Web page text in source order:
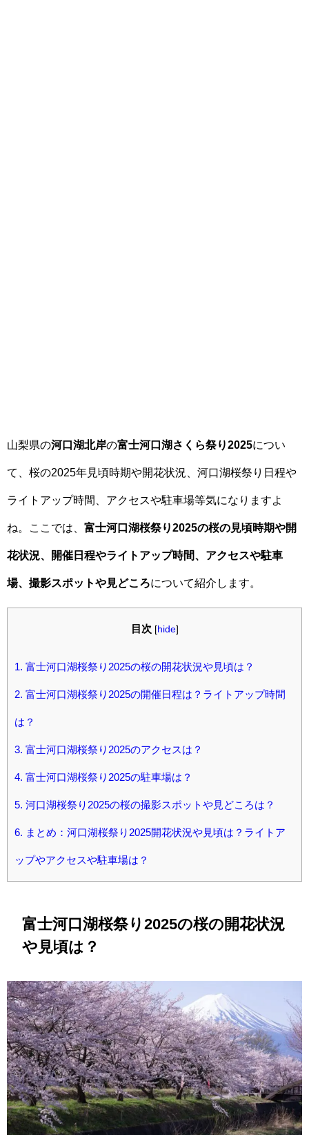
山梨県の河口湖北岸の富士河口湖さくら祭り2025につい
て、桜の2025年見頃時期や開花状況、河口湖桜祭り日程や
ライトアップ時間、アクセスや駐車場等気になりますよ
ね。ここでは、 富士河口湖桜祭り2025の桜の見頃時期や開
花状況、開催日程やライトアップ時間、アクセスや駐車
場、撮影スポットや見どころについて紹介します。
目次 [hide]
1. 富士河口湖桜祭り2025の桜の開花状況や見頃は？
2. 富士河口湖桜祭り2025の開催日程は？ライトアップ時間
は？
3. 富士河口湖桜祭り2025のアクセスは？
4. 富士河口湖桜祭り2025の駐車場は？
5. 河口湖桜祭り2025の桜の撮影スポットや見どころは？
6. まとめ：河口湖桜祭り2025開花状況や見頃は？ライトア
ップやアクセスや駐車場は？
富士河口湖桜祭り2025の桜の開花状況
や見頃は？